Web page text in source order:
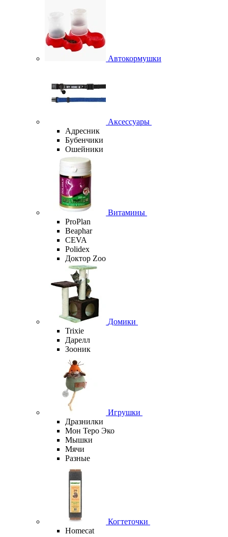
Автокормушки
Аксессуары
Адресник
Бубенчики
Ошейники
Витамины
ProPlan
Beaphar
CEVA
Polidex
Доктор Zoo
Домики
Trixie
Дарелл
Зооник
Игрушки
Дразнилки
Мон Теро Эко
Мышки
Мячи
Разные
Когтеточки
Homecat